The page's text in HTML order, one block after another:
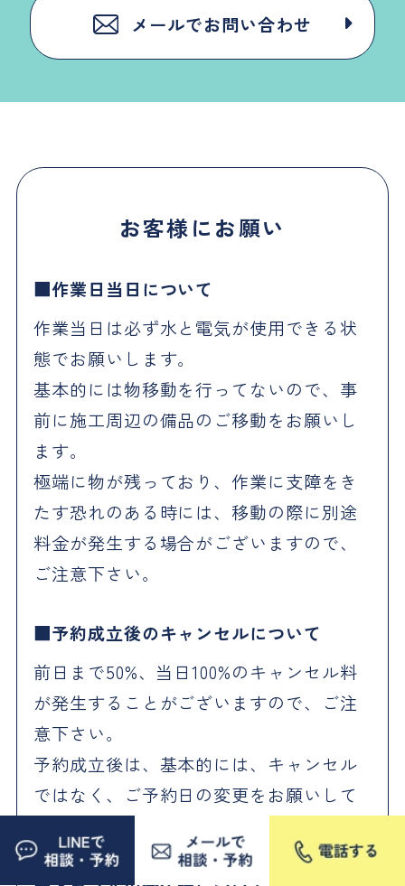
メールでお問い合わせ
お客様にお願い
作業日当日について
作業当日は必ず水と電気が使用できる状
態でお願いします。
基本的には物移動を行ってないので、事
前に施工周辺の備品のご移動をお願いし
ます。
極端に物が残っており、作業に支障をき
たす恐れのある時には、移動の際に別途
料金が発生する場合がございますので、
ご注意下さい。
予約成立後のキャンセルについて
前日まで50%、当日100%のキャンセル料
が発生することがございますので、ご注
意下さい。
予約成立後は、基本的には、キャンセル
ではなく、ご予約日の変更をお願いして